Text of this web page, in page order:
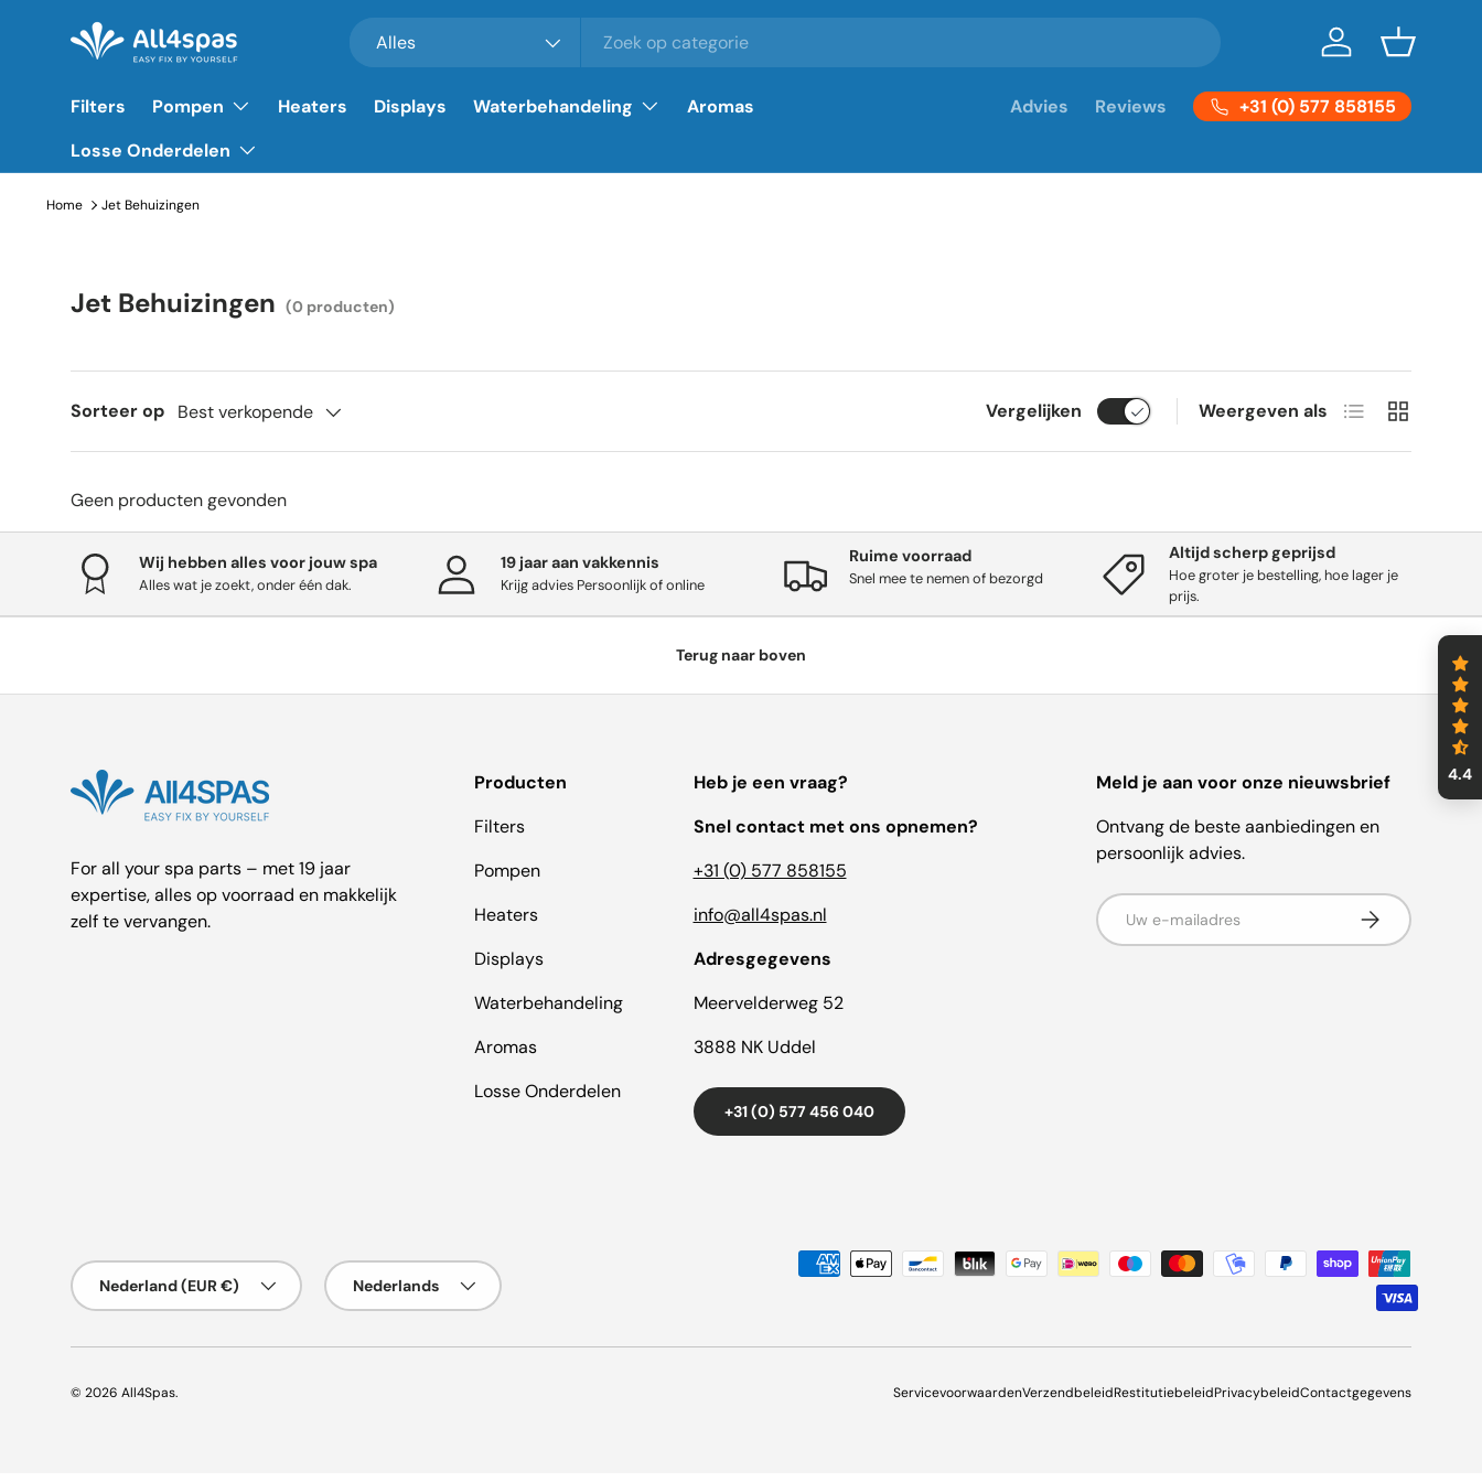
Ga naar inhoud Alles InloggenMandje
Filters Pompen Heaters Displays Waterbehandeling
Aromas
Losse Onderdelen
Advies Reviews +31 (0) 577 858155
Home Jet Behuizingen
Jet Behuizingen (0 producten)
Sorteer op Best verkopende Vergelijken Weergeven als Lijst Raster
Geen producten gevonden
Wij hebben alles voor jouw spa
Alles wat je zoekt, onder één dak.
19 jaar aan vakkennis
Krijg advies Persoonlijk of online
Ruime voorraad
Snel mee te nemen of bezorgd
Altijd scherp geprijsd
Hoe groter je bestelling, hoe lager je
prijs.
Terug naar boven
For all your spa parts – met 19 jaar
expertise, alles op voorraad en makkelijk
zelf te vervangen.
Producten
Filters
Pompen
Heaters
Displays
Waterbehandeling
Aromas
Losse Onderdelen
Heb je een vraag?
Snel contact met ons opnemen?
+31 (0) 577 858155
info@all4spas.nl
Adresgegevens
Meervelderweg 52
3888 NK Uddel
+31 (0) 577 456 040
Meld je aan voor onze nieuwsbrief
Ontvang de beste aanbiedingen en
persoonlijk advies.
E-mailadres Abonneer
Geaccepteerde betaalmethoden
Land/Regio
Nederland (EUR €)
Taal
Nederlands
© 2026 All4Spas. ServicevoorwaardenVerzendbeleidRestitutiebeleidPrivacybeleidContactgegevens
4.4